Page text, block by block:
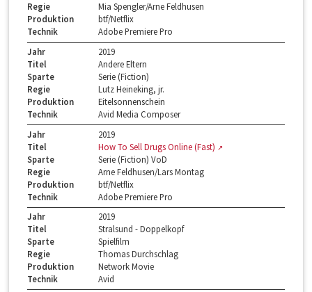
Regie
Mia Spengler/Arne Feldhusen
Produktion
btf/Netflix
Technik
Adobe Premiere Pro
Jahr
2019
Titel
Andere Eltern
Sparte
Serie (Fiction)
Regie
Lutz Heineking, jr.
Produktion
Eitelsonnenschein
Technik
Avid Media Composer
Jahr
2019
Titel
How To Sell Drugs Online (Fast)
Sparte
Serie (Fiction) VoD
Regie
Arne Feldhusen/Lars Montag
Produktion
btf/Netflix
Technik
Adobe Premiere Pro
Jahr
2019
Titel
Stralsund - Doppelkopf
Sparte
Spielfilm
Regie
Thomas Durchschlag
Produktion
Network Movie
Technik
Avid